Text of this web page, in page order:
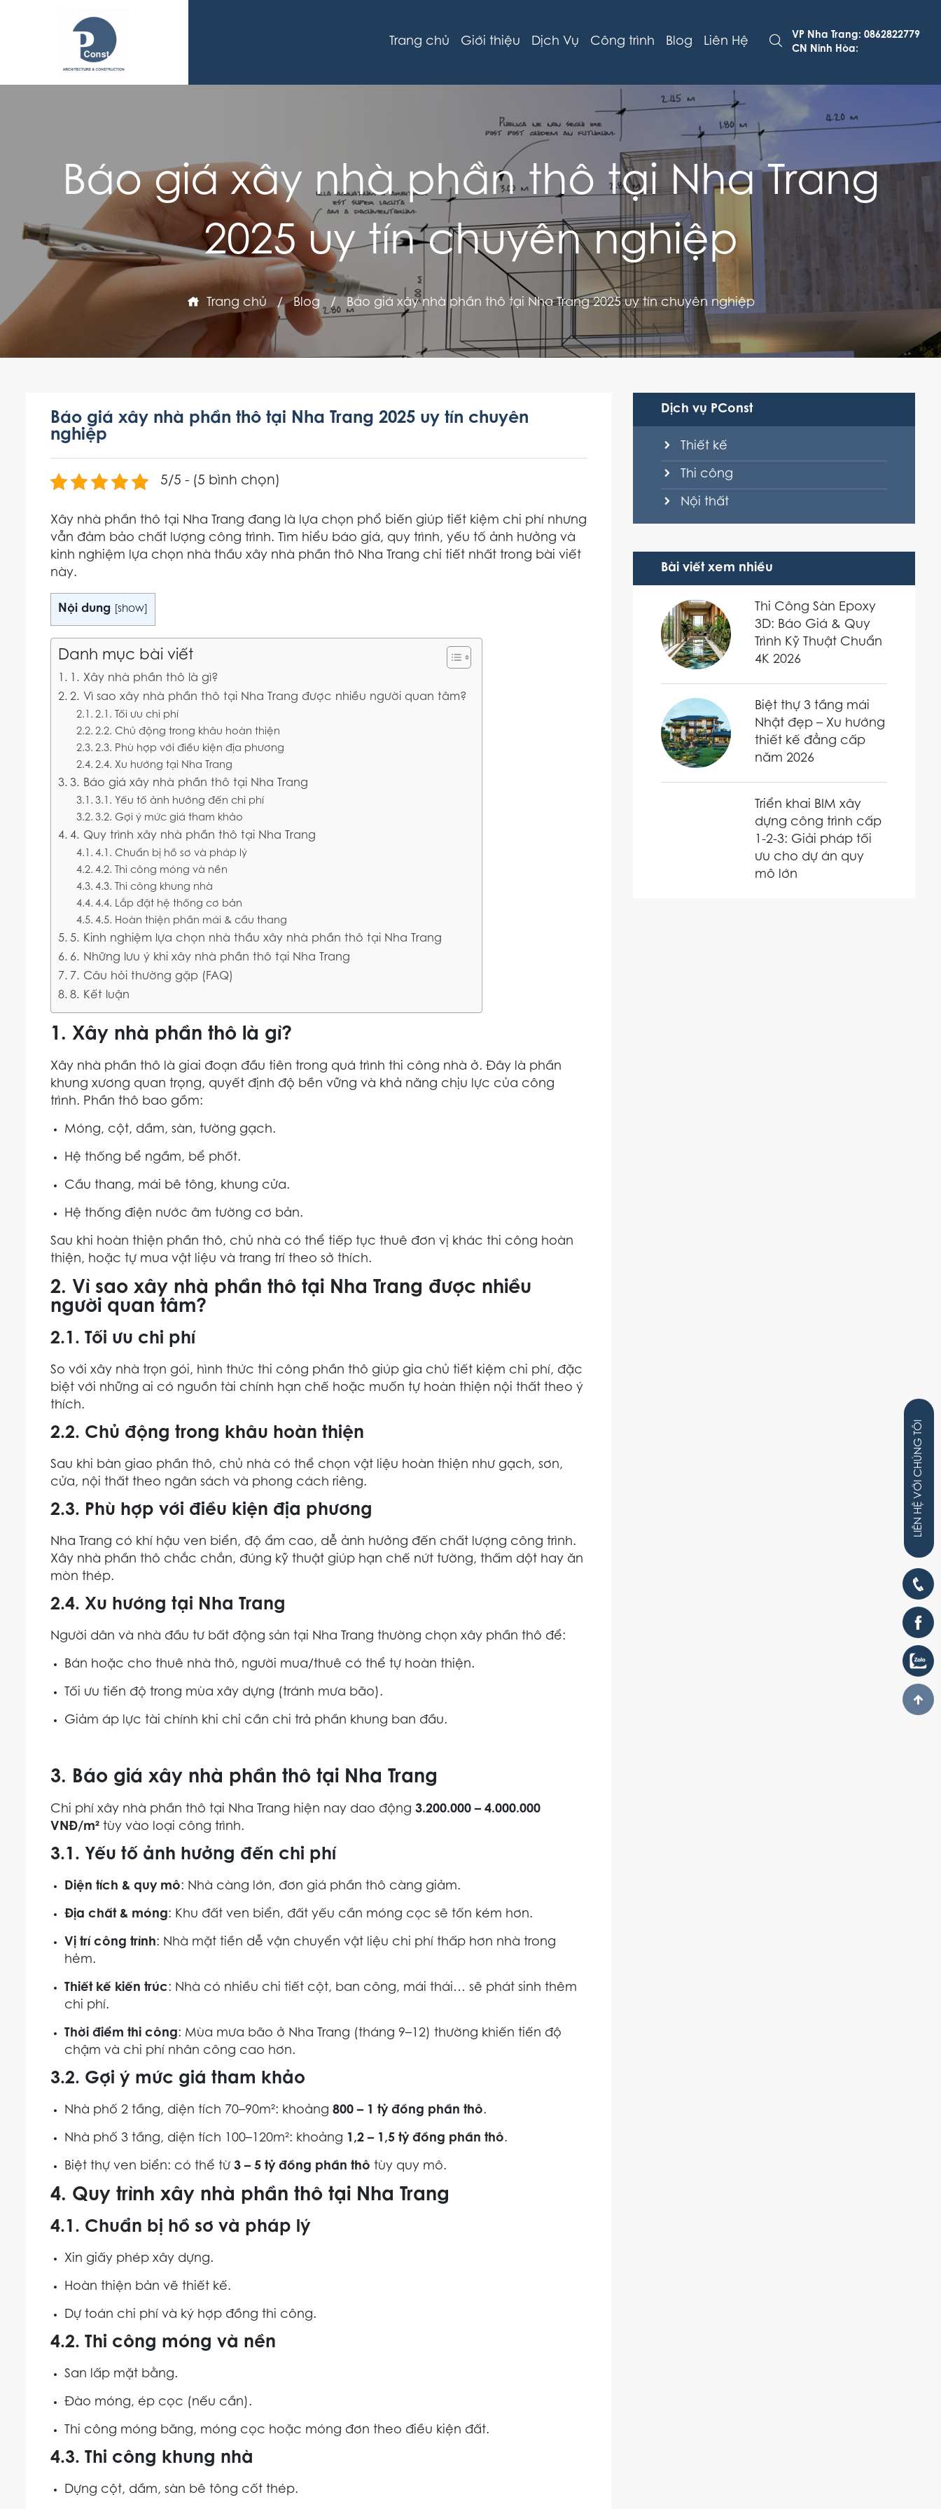
Trang chủ Giới thiệu Dịch Vụ Công trình Blog Liên Hệ
VP Nha Trang: 0862822779
CN Ninh Hòa:
Báo giá xây nhà phần thô tại Nha Trang
2025 uy tín chuyên nghiệp
Trang chủ / Blog / Báo giá xây nhà phần thô tại Nha Trang 2025 uy tín chuyên nghiệp
Báo giá xây nhà phần thô tại Nha Trang 2025 uy tín chuyên
nghiệp
5/5 - (5 bình chọn)
Xây nhà phần thô tại Nha Trang đang là lựa chọn phổ biến giúp tiết kiệm chi phí nhưng
vẫn đảm bảo chất lượng công trình. Tìm hiểu báo giá, quy trình, yếu tố ảnh hưởng và
kinh nghiệm lựa chọn nhà thầu xây nhà phần thô Nha Trang chi tiết nhất trong bài viết
này.
Nội dung show
Danh mục bài viết
1. Xây nhà phần thô là gì?
2. Vì sao xây nhà phần thô tại Nha Trang được nhiều người quan tâm?
2.1. Tối ưu chi phí
2.2. Chủ động trong khâu hoàn thiện
2.3. Phù hợp với điều kiện địa phương
2.4. Xu hướng tại Nha Trang
3. Báo giá xây nhà phần thô tại Nha Trang
3.1. Yếu tố ảnh hưởng đến chi phí
3.2. Gợi ý mức giá tham khảo
4. Quy trình xây nhà phần thô tại Nha Trang
4.1. Chuẩn bị hồ sơ và pháp lý
4.2. Thi công móng và nền
4.3. Thi công khung nhà
4.4. Lắp đặt hệ thống cơ bản
4.5. Hoàn thiện phần mái & cầu thang
5. Kinh nghiệm lựa chọn nhà thầu xây nhà phần thô tại Nha Trang
6. Những lưu ý khi xây nhà phần thô tại Nha Trang
7. Câu hỏi thường gặp (FAQ)
8. Kết luận
1. Xây nhà phần thô là gì?
Xây nhà phần thô là giai đoạn đầu tiên trong quá trình thi công nhà ở. Đây là phần
khung xương quan trọng, quyết định độ bền vững và khả năng chịu lực của công
trình. Phần thô bao gồm:
Móng, cột, dầm, sàn, tường gạch.
Hệ thống bể ngầm, bể phốt.
Cầu thang, mái bê tông, khung cửa.
Hệ thống điện nước âm tường cơ bản.
Sau khi hoàn thiện phần thô, chủ nhà có thể tiếp tục thuê đơn vị khác thi công hoàn
thiện, hoặc tự mua vật liệu và trang trí theo sở thích.
2. Vì sao xây nhà phần thô tại Nha Trang được nhiều
người quan tâm?
2.1. Tối ưu chi phí
So với xây nhà trọn gói, hình thức thi công phần thô giúp gia chủ tiết kiệm chi phí, đặc
biệt với những ai có nguồn tài chính hạn chế hoặc muốn tự hoàn thiện nội thất theo ý
thích.
2.2. Chủ động trong khâu hoàn thiện
Sau khi bàn giao phần thô, chủ nhà có thể chọn vật liệu hoàn thiện như gạch, sơn,
cửa, nội thất theo ngân sách và phong cách riêng.
2.3. Phù hợp với điều kiện địa phương
Nha Trang có khí hậu ven biển, độ ẩm cao, dễ ảnh hưởng đến chất lượng công trình.
Xây nhà phần thô chắc chắn, đúng kỹ thuật giúp hạn chế nứt tường, thấm dột hay ăn
mòn thép.
2.4. Xu hướng tại Nha Trang
Người dân và nhà đầu tư bất động sản tại Nha Trang thường chọn xây phần thô để:
Bán hoặc cho thuê nhà thô, người mua/thuê có thể tự hoàn thiện.
Tối ưu tiến độ trong mùa xây dựng (tránh mưa bão).
Giảm áp lực tài chính khi chỉ cần chi trả phần khung ban đầu.
3. Báo giá xây nhà phần thô tại Nha Trang
Chi phí xây nhà phần thô tại Nha Trang hiện nay dao động 3.200.000 – 4.000.000
VNĐ/m² tùy vào loại công trình.
3.1. Yếu tố ảnh hưởng đến chi phí
Diện tích & quy mô: Nhà càng lớn, đơn giá phần thô càng giảm.
Địa chất & móng: Khu đất ven biển, đất yếu cần móng cọc sẽ tốn kém hơn.
Vị trí công trình: Nhà mặt tiền dễ vận chuyển vật liệu chi phí thấp hơn nhà trong
hẻm.
Thiết kế kiến trúc: Nhà có nhiều chi tiết cột, ban công, mái thái… sẽ phát sinh thêm
chi phí.
Thời điểm thi công: Mùa mưa bão ở Nha Trang (tháng 9–12) thường khiến tiến độ
chậm và chi phí nhân công cao hơn.
3.2. Gợi ý mức giá tham khảo
Nhà phố 2 tầng, diện tích 70–90m²: khoảng 800 – 1 tỷ đồng phần thô.
Nhà phố 3 tầng, diện tích 100–120m²: khoảng 1,2 – 1,5 tỷ đồng phần thô.
Biệt thự ven biển: có thể từ 3 – 5 tỷ đồng phần thô tùy quy mô.
4. Quy trình xây nhà phần thô tại Nha Trang
4.1. Chuẩn bị hồ sơ và pháp lý
Xin giấy phép xây dựng.
Hoàn thiện bản vẽ thiết kế.
Dự toán chi phí và ký hợp đồng thi công.
4.2. Thi công móng và nền
San lấp mặt bằng.
Đào móng, ép cọc (nếu cần).
Thi công móng băng, móng cọc hoặc móng đơn theo điều kiện đất.
4.3. Thi công khung nhà
Dựng cột, dầm, sàn bê tông cốt thép.
Dịch vụ PConst
Thiết kế
Thi công
Nội thất
Bài viết xem nhiều
Thi Công Sàn Epoxy
3D: Báo Giá & Quy
Trình Kỹ Thuật Chuẩn
4K 2026
Biệt thự 3 tầng mái
Nhật đẹp – Xu hướng
thiết kế đẳng cấp
năm 2026
Triển khai BIM xây
dựng công trình cấp
1-2-3: Giải pháp tối
ưu cho dự án quy
mô lớn
LIÊN HỆ
VỚI CHÚNG TÔI